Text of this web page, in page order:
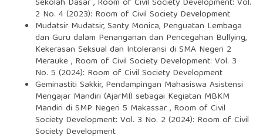
2 No. 4 (2023): Room of Civil Society Development
Mudatsir Mudatsir, Santy Monica, Penguatan Lembaga
dan Guru dalam Penanganan dan Pencegahan Bullying,
Kekerasan Seksual dan Intoleransi di SMA Negeri 2
Merauke, Room of Civil Society Development: Vol. 3
No. 5 (2024): Room of Civil Society Development
Geminastiti Sakkir, Pendampingan Mahasiswa Asistensi
Mengajar Mandiri (AjarMI) sebagai Kegiatan MBKM
Mandiri di SMP Negeri 5 Makassar, Room of Civil
Society Development: Vol. 3 No. 2 (2024): Room of Civil
Society Development